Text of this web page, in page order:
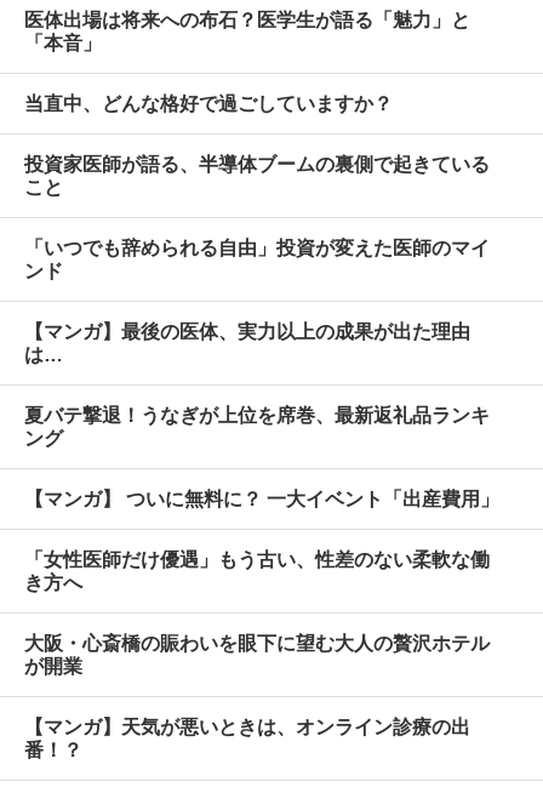
医体出場は将来への布石？医学生が語る「魅力」と
「本音」
当直中、どんな格好で過ごしていますか？
投資家医師が語る、半導体ブームの裏側で起きている
こと
「いつでも辞められる自由」投資が変えた医師のマイ
ンド
【マンガ】最後の医体、実力以上の成果が出た理由
は…
夏バテ撃退！うなぎが上位を席巻、最新返礼品ランキ
ング
【マンガ】 ついに無料に？ 一大イベント「出産費用」
「女性医師だけ優遇」もう古い、性差のない柔軟な働
き方へ
大阪・心斎橋の賑わいを眼下に望む大人の贅沢ホテル
が開業
【マンガ】天気が悪いときは、オンライン診療の出
番！？